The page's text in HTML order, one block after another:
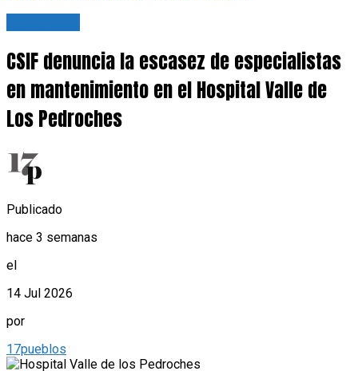
CSIF denuncia la escasez de especialistas
en mantenimiento en el Hospital Valle de
Los Pedroches
Publicado
hace 3 semanas
el
14 Jul 2026
por
17pueblos